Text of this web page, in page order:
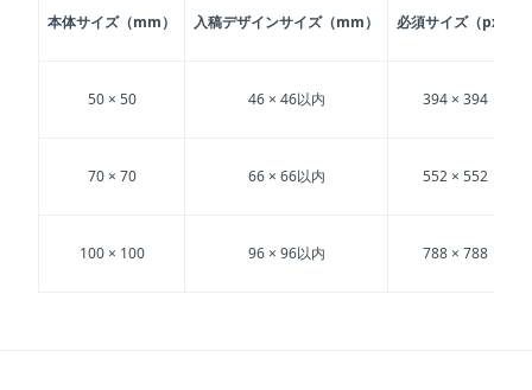
本体サイズ（mm） 入稿デザインサイズ（mm） 必須サイズ（px）
50 × 50 46 × 46以内 394 × 394
70 × 70 66 × 66以内 552 × 552
100 × 100 96 × 96以内 788 × 788